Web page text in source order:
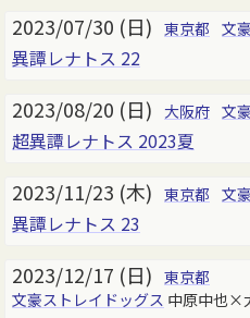
2023/07/30 (日) 東京都 文
異譚レナトス 22
2023/08/20 (日) 大阪府 文
超異譚レナトス 2023夏
2023/11/23 (木) 東京都 文
異譚レナトス 23
2023/12/17 (日) 東京都
文豪ストレイドッグス 中原中也×